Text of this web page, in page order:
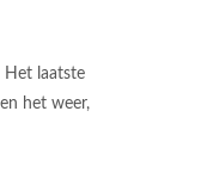
Het laatste
het weer,